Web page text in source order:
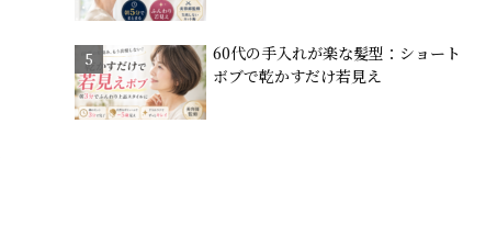
60代の手入れが楽な髪型：ショート
ボブで乾かすだけ若見え